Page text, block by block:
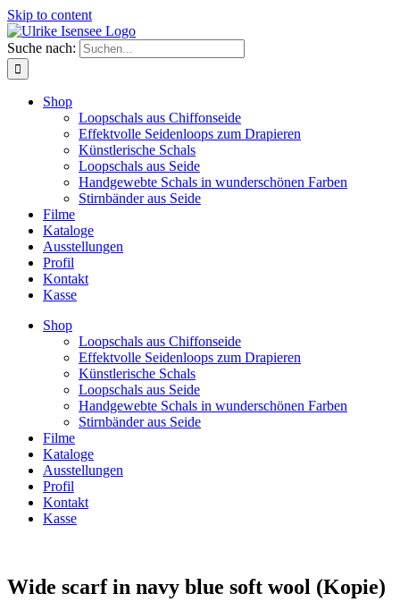
Skip to content
Suche nach:
Shop
Loopschals aus Chiffonseide
Effektvolle Seidenloops zum Drapieren
Künstlerische Schals
Loopschals aus Seide
Handgewebte Schals in wunderschönen Farben
Stirnbänder aus Seide
Filme
Kataloge
Ausstellungen
Profil
Kontakt
Kasse
Shop
Loopschals aus Chiffonseide
Effektvolle Seidenloops zum Drapieren
Künstlerische Schals
Loopschals aus Seide
Handgewebte Schals in wunderschönen Farben
Stirnbänder aus Seide
Filme
Kataloge
Ausstellungen
Profil
Kontakt
Kasse
Wide scarf in navy blue soft wool (Kopie)